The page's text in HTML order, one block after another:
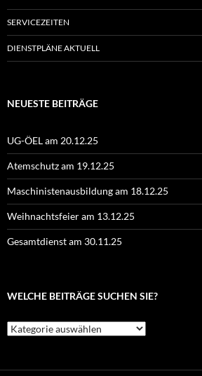
SERVICEZEITEN
DIENSTPLÄNE AKTUELL
NEUESTE BEITRÄGE
UG-ÖEL am 20.12.25
Atemschutz am 19.12.25
Maschinistenausbildung am 18.12.25
Weihnachtsfeier am 13.12.25
Gesamtdienst am 30.11.25
WELCHE BEITRÄGE SUCHEN SIE?
Welche
Beiträge